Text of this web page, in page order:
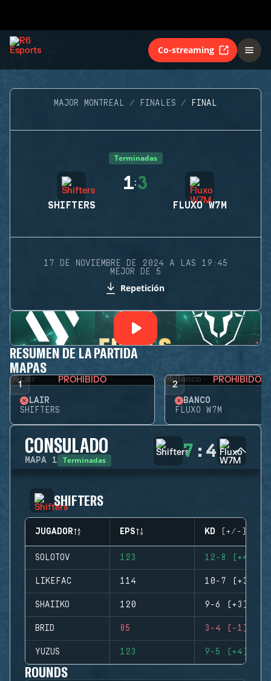
Co-streaming
MAJOR MONTREAL FINALES FINAL
Terminadas
SHIFTERS
1:3
FLUXO W7M
17 DE NOVIEMBRE DE 2024 A LAS 19:45
MEJOR DE 5
Repetición
RESUMEN DE LA PARTIDA
MAPAS
1 PROHIBIDO
LAIR
SHIFTERS
2 PROHIBIDO
BANCO
FLUXO W7M
CONSULADO
MAPA 1 Terminadas 7 : 4
SHIFTERS
JUGADOR EPS KD (+/-)
SOLOTOV 123 12-8 (+4)
LIKEFAC 114 10-7 (+3)
SHAIIKO 120 9-6 (+3)
BRID 85 3-4 (-1)
YUZUS 123 9-5 (+4)
ROUNDS